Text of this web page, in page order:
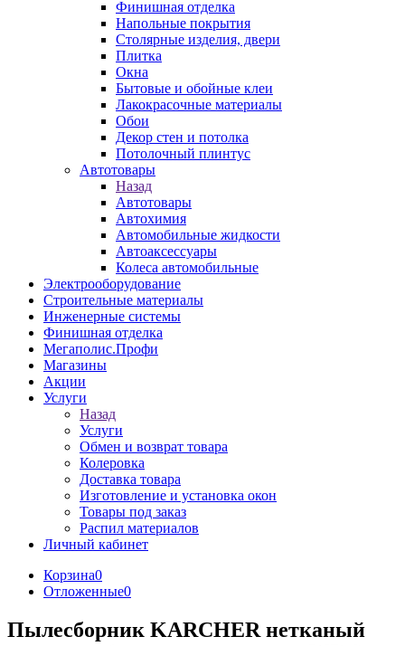
Финишная отделка
Напольные покрытия
Столярные изделия, двери
Плитка
Окна
Бытовые и обойные клеи
Лакокрасочные материалы
Обои
Декор стен и потолка
Потолочный плинтус
Автотовары
Назад
Автотовары
Автохимия
Автомобильные жидкости
Автоаксессуары
Колеса автомобильные
Электрооборудование
Строительные материалы
Инженерные системы
Финишная отделка
Мегаполис.Профи
Магазины
Акции
Услуги
Назад
Услуги
Обмен и возврат товара
Колеровка
Доставка товара
Изготовление и установка окон
Товары под заказ
Распил материалов
Личный кабинет
Корзина0
Отложенные0
Пылесборник KARCHER нетканый